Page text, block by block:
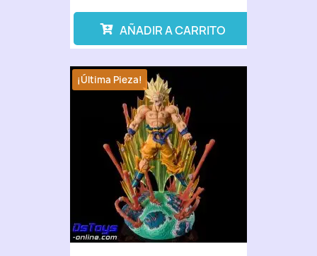
AÑADIR A CARRITO
¡Última Pieza!